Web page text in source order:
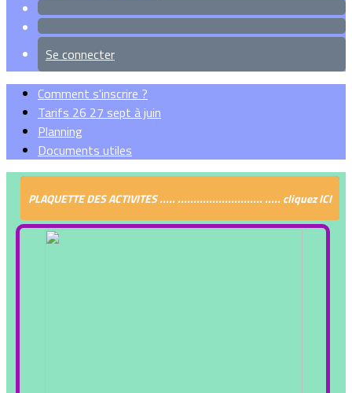
Se connecter
Comment s'inscrire ?
Tarifs 26 27 sept à juin
Planning
Documents utiles
PLAQUETTE DES ACTIVITES ..... ........................... ..... cliquez ICI